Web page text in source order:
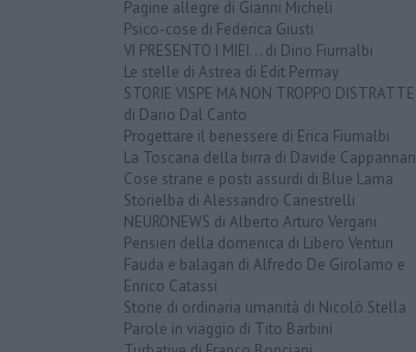
Pagine allegre di Gianni Micheli
Psico-cose di Federica Giusti
VI PRESENTO I MIEI... di Dino Fiumalbi
Le stelle di Astrea di Edit Permay
STORIE VISPE MA NON TROPPO DISTRATTE
di Dario Dal Canto
Progettare il benessere di Erica Fiumalbi
La Toscana della birra di Davide Cappannari
Cose strane e posti assurdi di Blue Lama
Storielba di Alessandro Canestrelli
NEURONEWS di Alberto Arturo Vergani
Pensieri della domenica di Libero Venturi
Fauda e balagan di Alfredo De Girolamo e
Enrico Catassi
Storie di ordinaria umanità di Nicolò Stella
Parole in viaggio di Tito Barbini